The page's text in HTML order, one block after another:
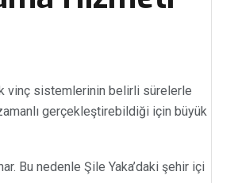
vinç sistemlerinin belirli sürelerle
gerçekleştirebildiği için büyük
Bu nedenle Şile Yaka’daki şehir içi